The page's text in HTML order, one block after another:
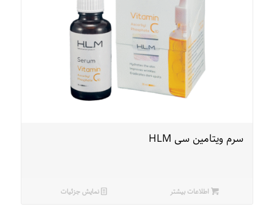
سرم ویتامین سی HLM
اطلاعات بیشتر نمایش جزئیات